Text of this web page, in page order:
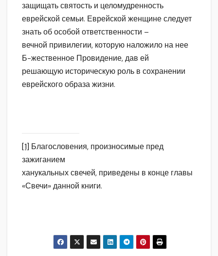
защищать святость и целомудренность
еврейской семьи. Еврейской женщине следует
знать об особой ответственности –
вечной привилегии, которую наложило на нее
Б-жественное Провидение, дав ей
решающую историческую роль в сохранении
еврейского образа жизни.
[1] Благословения, произносимые пред
зажиганием
ханукальных свечей, приведены в конце главы
«Свечи» данной книги.